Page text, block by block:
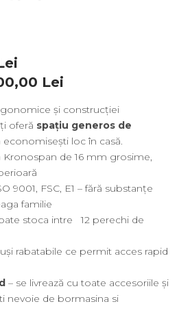
Lei
și construcției
oferă spațiu generos de
economisești loc în casă.
Kronospan de 16 mm grosime,
9001, FSC, E1 – fără substanțe
familie
stoca intre 12 perechi de
rabatabile ce permit acces rapid
– se livrează cu toate accesoriile și
nevoie de bormasina si